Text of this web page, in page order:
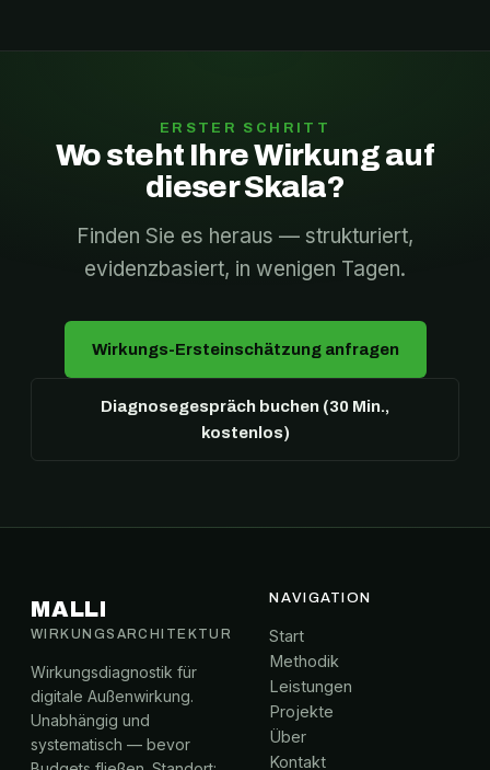
ERSTER SCHRITT
Wo steht Ihre Wirkung auf
dieser Skala?
Finden Sie es heraus — strukturiert,
evidenzbasiert, in wenigen Tagen.
Wirkungs-Ersteinschätzung anfragen
Diagnosegespräch buchen (30 Min.,
kostenlos)
MALLI
WIRKUNGSARCHITEKTUR
Wirkungsdiagnostik für
digitale Außenwirkung.
Unabhängig und
systematisch — bevor
NAVIGATION
Start
Methodik
Leistungen
Projekte
Über
Kontakt